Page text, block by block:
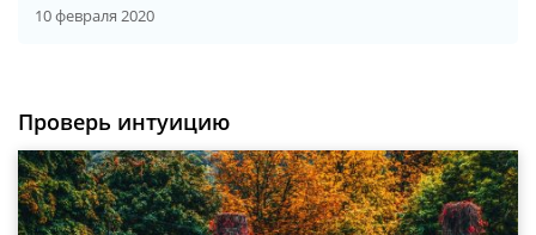
10 февраля 2020
Проверь интуицию